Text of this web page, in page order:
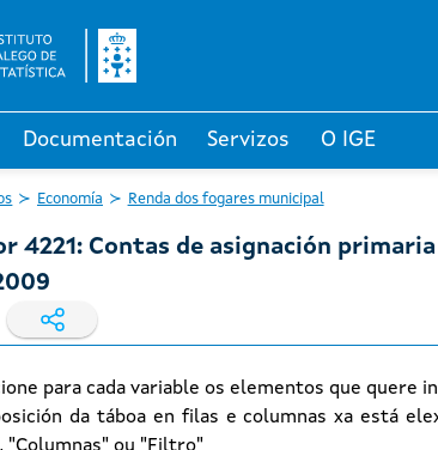
Documentación Servizos O IGE
Economía Renda dos fogares municipal
4221: Contas de asignación
para cada variable os elementos que quere
da táboa en filas e columnas xa está